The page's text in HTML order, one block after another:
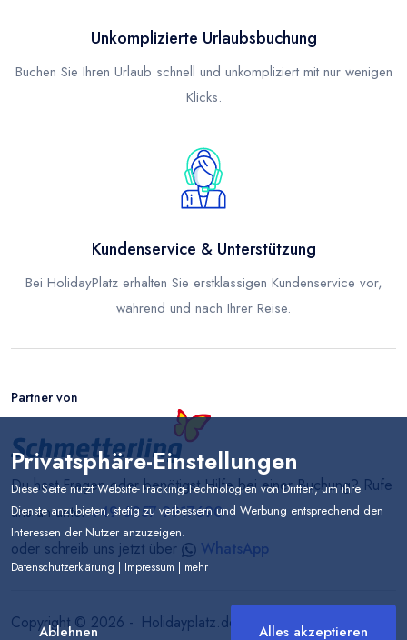
Privatsphäre-Einstellungen
Diese Seite nutzt Website-Tracking-Technologien von Dritten, um ihre
Dienste anzubieten, stetig zu verbessern und Werbung entsprechend den
Interessen der Nutzer anzuzeigen.
Datenschutzerklärung | Impressum | mehr
Ablehnen Alles akzeptieren
Unkomplizierte Urlaubsbuchung
Buchen Sie Ihren Urlaub schnell und unkompliziert mit nur wenigen
Klicks.
Kundenservice & Unterstützung
Bei HolidayPlatz erhalten Sie erstklassigen Kundenservice vor,
während und nach Ihrer Reise.
Partner von
Du hast Fragen oder benötigst Hilfe bei einer Buchung? Rufe
uns an unter +49 6257 9917690
oder schreib uns jetzt über
WhatsApp
Copyright © 2026 - Holidayplatz.de